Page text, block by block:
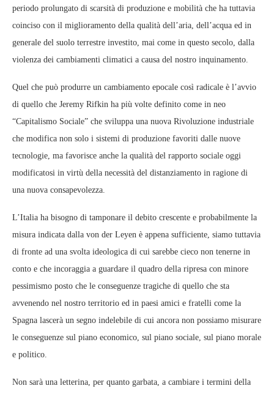
periodo prolungato di scarsità di produzione e mobilità che ha tuttavia
coinciso con il miglioramento della qualità dell’aria, dell’acqua ed in
generale del suolo terrestre investito, mai come in questo secolo, dalla
violenza dei cambiamenti climatici a causa del nostro inquinamento.
Quel che può produrre un cambiamento epocale così radicale è l’avvio
di quello che Jeremy Rifkin ha più volte definito come in neo
“Capitalismo Sociale” che sviluppa una nuova Rivoluzione industriale
che modifica non solo i sistemi di produzione favoriti dalle nuove
tecnologie, ma favorisce anche la qualità del rapporto sociale oggi
modificatosi in virtù della necessità del distanziamento in ragione di
una nuova consapevolezza.
L’Italia ha bisogno di tamponare il debito crescente e probabilmente la
misura indicata dalla von der Leyen è appena sufficiente, siamo tuttavia
di fronte ad una svolta ideologica di cui sarebbe cieco non tenerne in
conto e che incoraggia a guardare il quadro della ripresa con minore
pessimismo posto che le conseguenze tragiche di quello che sta
avvenendo nel nostro territorio ed in paesi amici e fratelli come la
Spagna lascerà un segno indelebile di cui ancora non possiamo misurare
le conseguenze sul piano economico, sul piano sociale, sul piano morale
e politico.
Non sarà una letterina, per quanto garbata, a cambiare i termini della